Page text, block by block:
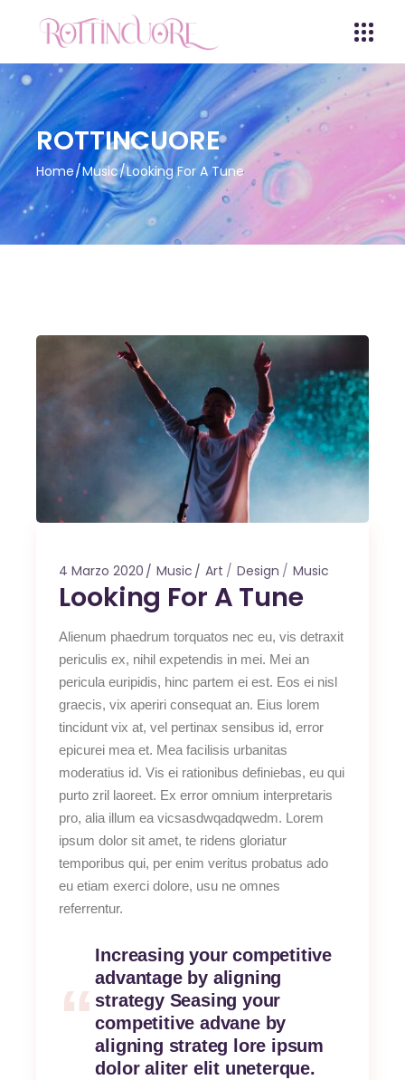
ROTTINCUORE
Home Music Looking For A Tune
4 Marzo 2020 Music Art Design Music
Looking For A Tune
Alienum phaedrum torquatos nec eu, vis detraxit
periculis ex, nihil expetendis in mei. Mei an
pericula euripidis, hinc partem ei est. Eos ei nisl
graecis, vix aperiri consequat an. Eius lorem
tincidunt vix at, vel pertinax sensibus id, error
epicurei mea et. Mea facilisis urbanitas
moderatius id. Vis ei rationibus definiebas, eu qui
purto zril laoreet. Ex error omnium interpretaris
pro, alia illum ea vicsasdwqadqwedm. Lorem
ipsum dolor sit amet, te ridens gloriatur
temporibus qui, per enim veritus probatus ado
eu etiam exerci dolore, usu ne omnes
referrentur.
Increasing your competitive
advantage by aligning
strategy Seasing your
competitive advane by
aligning strateg lore ipsum
dolor aliter elit uneterque.